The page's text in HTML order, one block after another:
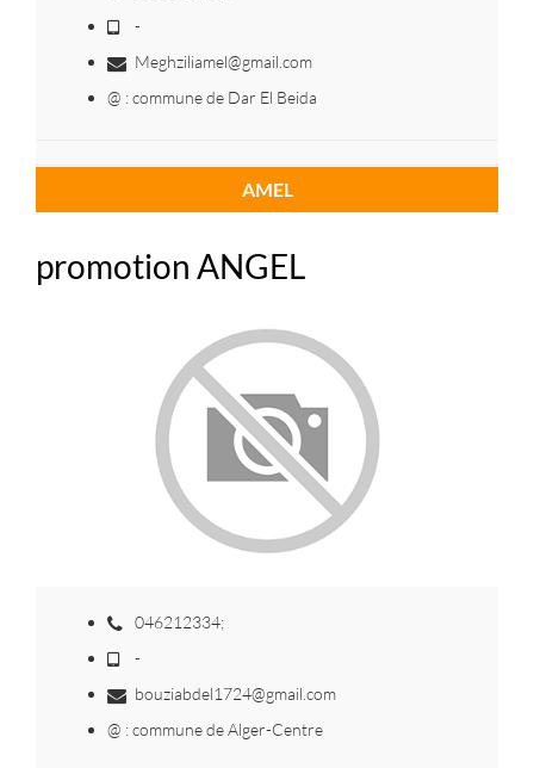
-
Meghziliamel@gmail.com
@ : commune de Dar El Beida
AMEL
promotion ANGEL
046212334;
-
bouziabdel1724@gmail.com
@ : commune de Alger-Centre